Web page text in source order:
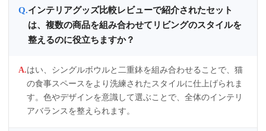
インテリアグッズ比較レビューで紹介されたセット
は、複数の商品を組み合わせてリビングのスタイルを
整えるのに役立ちますか？
はい、シングルボウルと二重鉢を組み合わせることで、猫
の食事スペースをより洗練されたスタイルに仕上げられま
す。色やデザインを意識して選ぶことで、全体のインテリ
アバランスを整えられます。